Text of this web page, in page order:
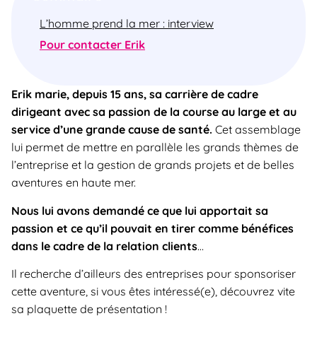
L’homme prend la mer : interview
Pour contacter Erik
Erik marie, depuis 15 ans, sa carrière de cadre
dirigeant avec sa passion de la course au large et au
service d’une grande cause de santé. Cet assemblage
lui permet de mettre en parallèle les grands thèmes de
l’entreprise et la gestion de grands projets et de belles
aventures en haute mer.
Nous lui avons demandé ce que lui apportait sa
passion et ce qu’il pouvait en tirer comme bénéfices
dans le cadre de la relation clients…
Il recherche d’ailleurs des entreprises pour sponsoriser
cette aventure, si vous êtes intéressé(e), découvrez vite
sa plaquette de présentation !